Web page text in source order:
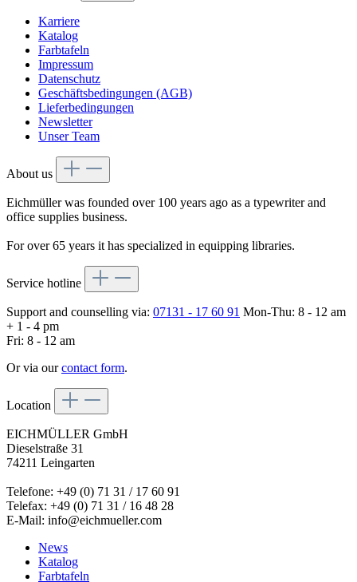
Karriere
Katalog
Farbtafeln
Impressum
Datenschutz
Geschäftsbedingungen (AGB)
Lieferbedingungen
Newsletter
Unser Team
About us
Eichmüller was founded over 100 years ago as a typewriter and
office supplies business.
For over 65 years it has specialized in equipping libraries.
Service hotline
Support and counselling via: 07131 - 17 60 91 Mon-Thu: 8 - 12 am
+ 1 - 4 pm
Fri: 8 - 12 am
Or via ourcontact form.
Location
EICHMÜLLER GmbH
Dieselstraße 31
74211 Leingarten
Telefone: +49 (0) 71 31 / 17 60 91
Telefax: +49 (0) 71 31 / 16 48 28
E-Mail: info@eichmueller.com
News
Katalog
Farbtafeln